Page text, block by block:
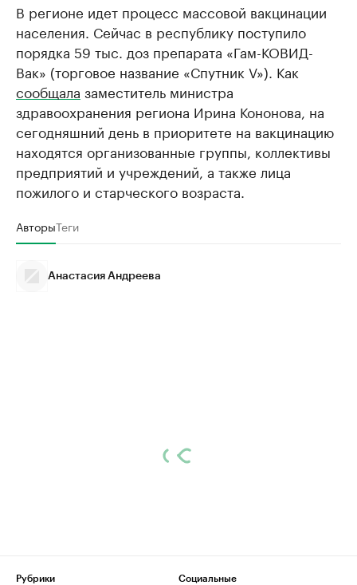
В регионе идет процесс массовой вакцинации
населения. Сейчас в республику поступило
порядка 59 тыс. доз препарата «Гам-КОВИД-
Вак» (торговое название «Спутник V»). Как
сообщала заместитель министра
здравоохранения региона Ирина Кононова, на
сегодняшний день в приоритете на вакцинацию
находятся организованные группы, коллективы
предприятий и учреждений, а также лица
пожилого и старческого возраста.
АвторыТеги
Анастасия Андреева
Рубрики
Социальные